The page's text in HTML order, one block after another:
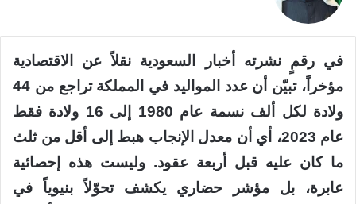
في رقمٍ نشرته أخبار السعودية نقلاً عن الاقتصادية
مؤخراً، تبيّن أن عدد المواليد في المملكة تراجع من 44
ولادة لكل ألف نسمة عام 1980 إلى 16 ولادة فقط
عام 2023، أي أن معدل الإنجاب هبط إلى أقل من ثلث
ما كان عليه قبل أربعة عقود. وليست هذه إحصائية
عابرة، بل مؤشر حضاري يكشف تحوّلاً بنيوياً في